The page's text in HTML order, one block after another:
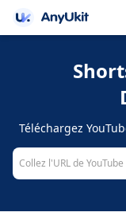
Téléchargez